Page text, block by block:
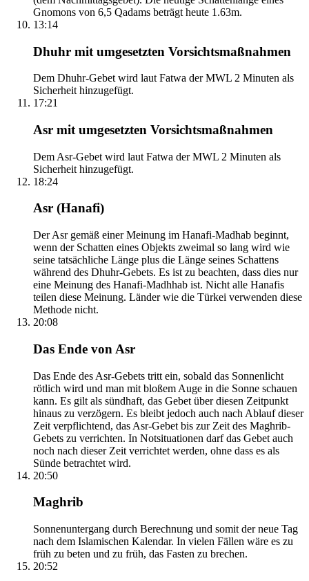
Gnomons von 6,5 Qadams beträgt heute 1.63m.
13:14
Dhuhr mit umgesetzten Vorsichtsmaßnahmen
Dem Dhuhr-Gebet wird laut Fatwa der MWL 2 Minuten als
Sicherheit hinzugefügt.
17:21
Asr mit umgesetzten Vorsichtsmaßnahmen
Dem Asr-Gebet wird laut Fatwa der MWL 2 Minuten als
Sicherheit hinzugefügt.
18:24
Asr (Hanafi)
Der Asr gemäß einer Meinung im Hanafi-Madhab beginnt,
wenn der Schatten eines Objekts zweimal so lang wird wie
seine tatsächliche Länge plus die Länge seines Schattens
während des Dhuhr-Gebets. Es ist zu beachten, dass dies nur
eine Meinung des Hanafi-Madhhab ist. Nicht alle Hanafis
teilen diese Meinung. Länder wie die Türkei verwenden diese
Methode nicht.
20:08
Das Ende von Asr
Das Ende des Asr-Gebets tritt ein, sobald das Sonnenlicht
rötlich wird und man mit bloßem Auge in die Sonne schauen
kann. Es gilt als sündhaft, das Gebet über diesen Zeitpunkt
hinaus zu verzögern. Es bleibt jedoch auch nach Ablauf dieser
Zeit verpflichtend, das Asr-Gebet bis zur Zeit des Maghrib-
Gebets zu verrichten. In Notsituationen darf das Gebet auch
noch nach dieser Zeit verrichtet werden, ohne dass es als
Sünde betrachtet wird.
20:50
Maghrib
Sonnenuntergang durch Berechnung und somit der neue Tag
nach dem Islamischen Kalendar. In vielen Fällen wäre es zu
früh zu beten und zu früh, das Fasten zu brechen.
20:52